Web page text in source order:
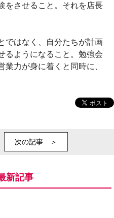
をさせること。それを店長
ではなく、自分たちが計画
るようになること。勉強会
力が身に着くと同時に、
次の記事 ＞
新記事